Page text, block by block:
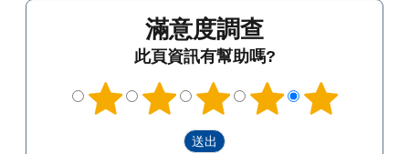
滿意度調查
此頁資訊有幫助嗎?